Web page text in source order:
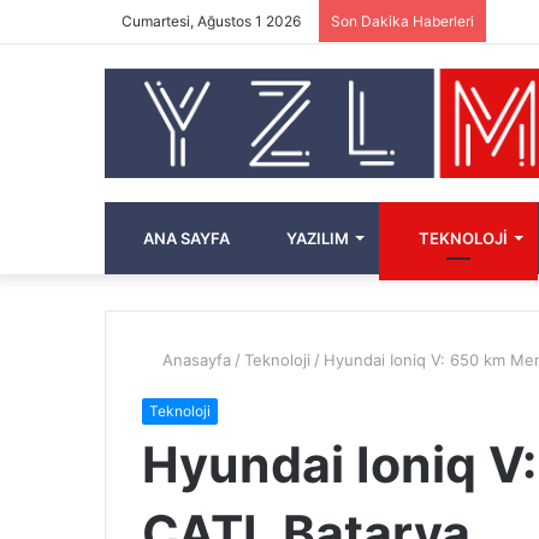
Cumartesi, Ağustos 1 2026 Son Dakika Haberleri
ANA SAYFA YAZILIM TEKNOLOJI
Anasayfa / Teknoloji / Hyundai Ioniq V: 650 km
Teknoloji
Hyundai Ioniq